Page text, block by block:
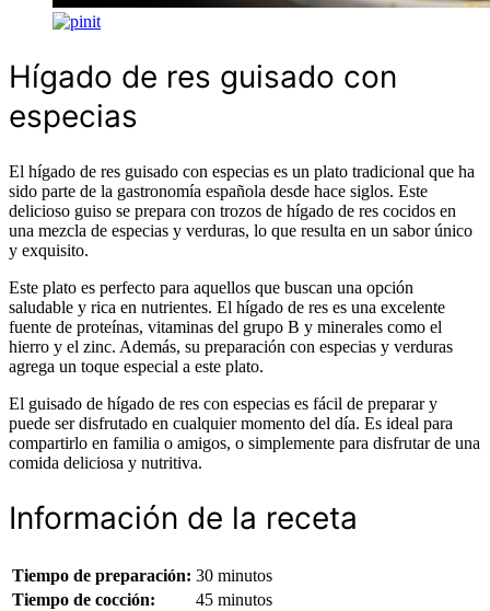
Hígado de res guisado con
especias
El hígado de res guisado con especias es un plato tradicional que ha
sido parte de la gastronomía española desde hace siglos. Este
delicioso guiso se prepara con trozos de hígado de res cocidos en
una mezcla de especias y verduras, lo que resulta en un sabor único
y exquisito.
Este plato es perfecto para aquellos que buscan una opción
saludable y rica en nutrientes. El hígado de res es una excelente
fuente de proteínas, vitaminas del grupo B y minerales como el
hierro y el zinc. Además, su preparación con especias y verduras
agrega un toque especial a este plato.
El guisado de hígado de res con especias es fácil de preparar y
puede ser disfrutado en cualquier momento del día. Es ideal para
compartirlo en familia o amigos, o simplemente para disfrutar de una
comida deliciosa y nutritiva.
Información de la receta
Tiempo de preparación: 30 minutos
Tiempo de cocción:
45 minutos